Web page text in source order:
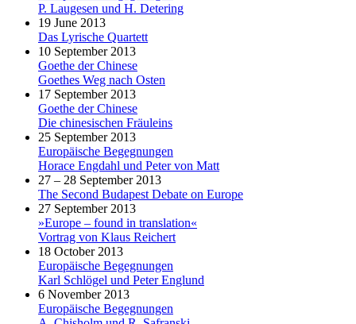
P. Laugesen und H. Detering
19 June 2013
Das Lyrische Quartett
10 September 2013
Goethe der Chinese
Goethes Weg nach Osten
17 September 2013
Goethe der Chinese
Die chinesischen Fräuleins
25 September 2013
Europäische Begegnungen
Horace Engdahl und Peter von Matt
27 – 28 September 2013
The Second Budapest Debate on Europe
27 September 2013
»Europe – found in translation«
Vortrag von Klaus Reichert
18 October 2013
Europäische Begegnungen
Karl Schlögel und Peter Englund
6 November 2013
Europäische Begegnungen